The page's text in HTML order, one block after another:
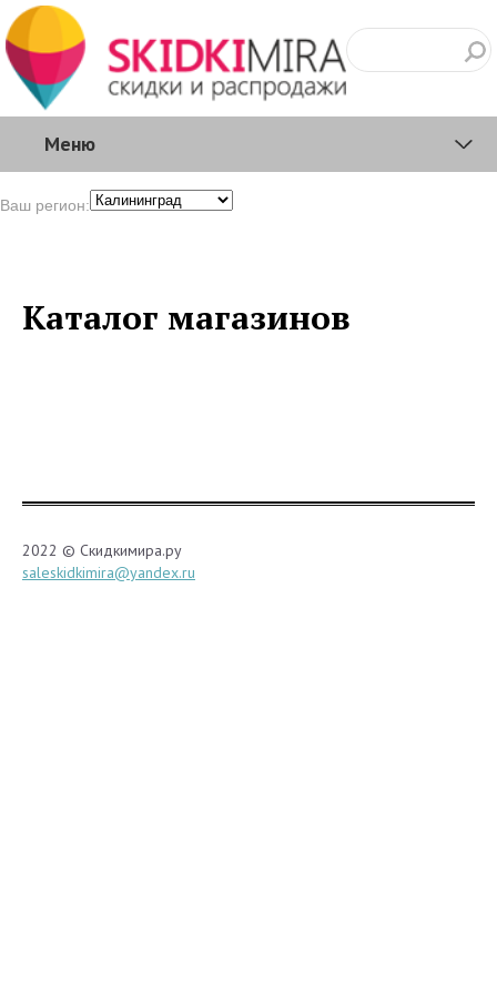
Меню
Ваш регион:
Каталог магазинов
2022 © Скидкимира.ру
saleskidkimira@yandex.ru